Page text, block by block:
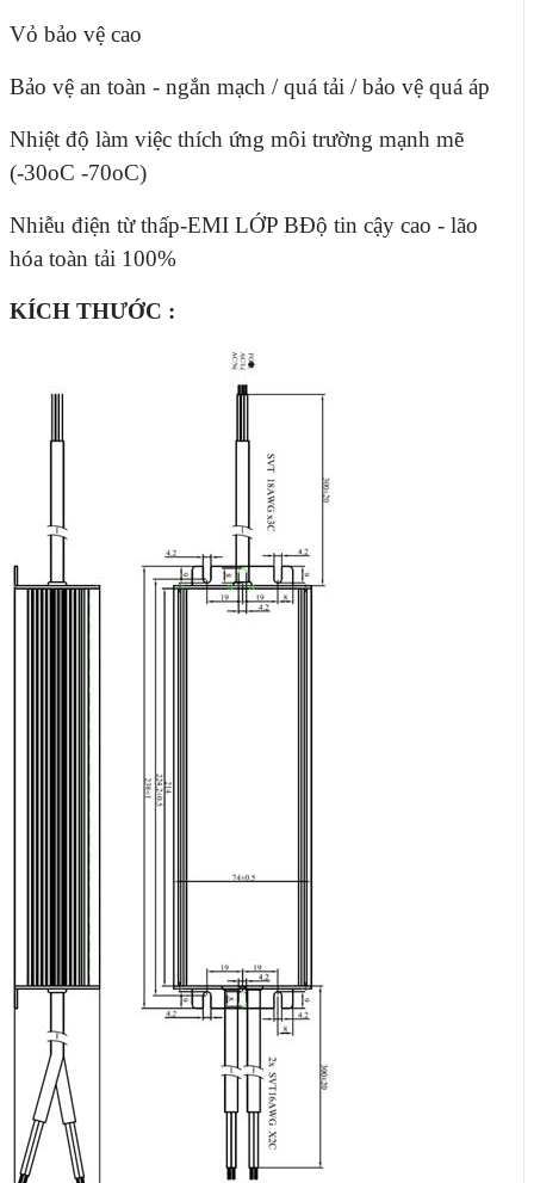
Vỏ bảo vệ cao
Bảo vệ an toàn - ngắn mạch / quá tải / bảo vệ quá áp
Nhiệt độ làm việc thích ứng môi trường mạnh mẽ
(-30oC -70oC)
Nhiễu điện từ thấp-EMI LỚP BĐộ tin cậy cao - lão
hóa toàn tải 100%
KÍCH THƯỚC :